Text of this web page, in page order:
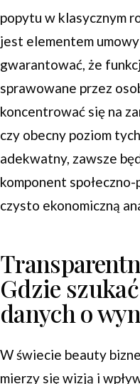
popytu w klasycznym
jest elementem
gwarantować, że
sprawowane przez
koncentrować się na
czy obecny poziom
adekwatny, zawsze
komponent
czysto ekonomiczną
Gdzie
danych o
W świecie beauty
mierzy się wizją i